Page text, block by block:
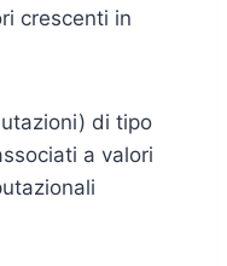
crescenti in
di tipo
a valori